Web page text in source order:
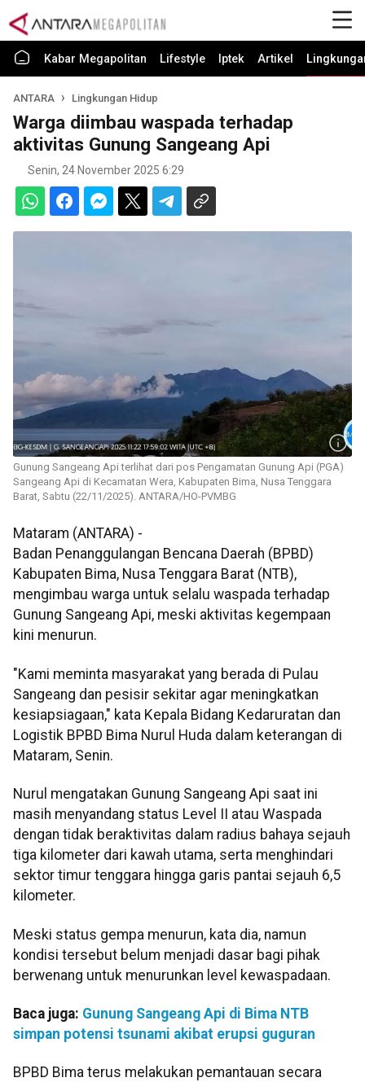
Kabar Megapolitan Lifestyle Iptek Artikel
ANTARA Lingkungan Hidup
Warga diimbau waspada terhadap
aktivitas Gunung Sangeang Api
Senin, 24 November 2025 6:29
Gunung Sangeang Api terlihat dari pos Pengamatan Gunung Api (PGA)
Sangeang Api di Kecamatan Wera, Kabupaten Bima, Nusa Tenggara
Barat, Sabtu (22/11/2025). ANTARA/HO-PVMBG
Mataram (ANTARA) -
Badan Penanggulangan Bencana Daerah (BPBD)
Kabupaten Bima, Nusa Tenggara Barat (NTB),
mengimbau warga untuk selalu waspada terhadap
Gunung Sangeang Api, meski aktivitas kegempaan
kini menurun.
"Kami meminta masyarakat yang berada di Pulau
Sangeang dan pesisir sekitar agar meningkatkan
kesiapsiagaan," kata Kepala Bidang Kedaruratan dan
Logistik BPBD Bima Nurul Huda dalam keterangan di
Mataram, Senin.
Nurul mengatakan Gunung Sangeang Api saat ini
masih menyandang status Level II atau Waspada
dengan tidak beraktivitas dalam radius bahaya sejauh
tiga kilometer dari kawah utama, serta menghindari
sektor timur tenggara hingga garis pantai sejauh 6,5
kilometer.
Meski status gempa menurun, kata dia, namun
kondisi tersebut belum menjadi dasar bagi pihak
berwenang untuk menurunkan level kewaspadaan.
Baca juga: Gunung Sangeang Api di Bima NTB
simpan potensi tsunami akibat erupsi guguran
BPBD Bima terus melakukan pemantauan secara